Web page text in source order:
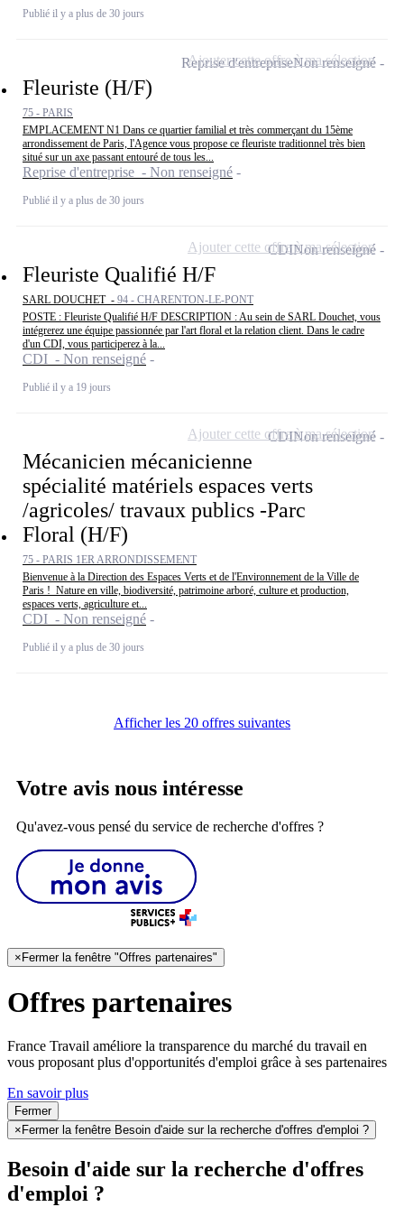
Publié il y a plus de 30 jours
Fleuriste (H/F)
75 - PARIS
EMPLACEMENT N1 Dans ce quartier familial et très commerçant du 15ème
arrondissement de Paris, l'Agence vous propose ce fleuriste traditionnel très bien
situé sur un axe passant entouré de tous les...
Reprise d'entreprise - Non renseigné
Publié il y a plus de 30 jours
Reprise d'entrepriseNon renseigné
Ajouter cette offre à ma sélection
Fleuriste Qualifié H/F
SARL DOUCHET - 94 - CHARENTON-LE-PONT
POSTE : Fleuriste Qualifié H/F DESCRIPTION : Au sein de SARL Douchet, vous
intégrerez une équipe passionnée par l'art floral et la relation client. Dans le cadre
d'un CDI, vous participerez à la...
CDI - Non renseigné
Publié il y a 19 jours
CDINon renseigné
Ajouter cette offre à ma sélection
Mécanicien mécanicienne
spécialité matériels espaces verts
/agricoles/ travaux publics -Parc
Floral (H/F)
75 - PARIS 1ER ARRONDISSEMENT
Bienvenue à la Direction des Espaces Verts et de l'Environnement de la Ville de
Paris ! Nature en ville, biodiversité, patrimoine arboré, culture et production,
espaces verts, agriculture et...
CDI - Non renseigné
Publié il y a plus de 30 jours
CDINon renseigné
Ajouter cette offre à ma sélection
Afficher les 20 offres suivantes
Votre avis nous intéresse
Qu'avez-vous pensé du service de recherche d'offres ?
×Fermer la fenêtre "Offres partenaires"
Offres partenaires
France Travail améliore la transparence du marché du travail en
vous proposant plus d'opportunités d'emploi grâce à ses partenaires
En savoir plus
Fermer
× Fermer la fenêtre Besoin d'aide sur la recherche d'offres d'emploi ?
Besoin d'aide sur la recherche d'offres
d'emploi ?